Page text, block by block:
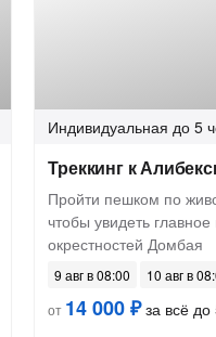
Индивидуальная до 5
Треккинг к
Пройти пешком по
чтобы увидеть
окрестностей Домбая
9 авг в 08:00
10 авг в
от 14 000 ₽за всё до